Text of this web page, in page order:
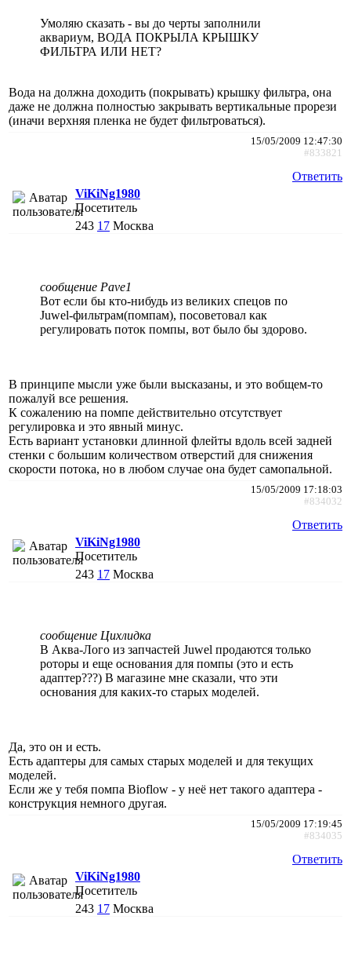
Умоляю сказать - вы до черты заполнили
аквариум, ВОДА ПОКРЫЛА КРЫШКУ
ФИЛЬТРА ИЛИ НЕТ?
Вода на должна доходить (покрывать) крышку фильтра, она
даже не должна полностью закрывать вертикальные прорези
(иначи верхняя пленка не будет фильтроваться).
15/05/2009 12:47:30
#833821
Ответить
ViKiNg1980
Посетитель
243 17 Москва
сообщение Pave1
Вот если бы кто-нибудь из великих спецов по
Juwel-фильтрам(помпам), посоветовал как
регулировать поток помпы, вот было бы здорово.
В принципе мысли уже были высказаны, и это вобщем-то
пожалуй все решения.
К сожалению на помпе действительно отсутствует
регулировка и это явный минус.
Есть вариант установки длинной флейты вдоль всей задней
стенки с большим количеством отверстий для снижения
скорости потока, но в любом случае она будет самопальной.
15/05/2009 17:18:03
#834032
Ответить
ViKiNg1980
Посетитель
243 17 Москва
сообщение Цихлидка
В Аква-Лого из запчастей Juwel продаются только
роторы и еще основания для помпы (это и есть
адаптер???) В магазине мне сказали, что эти
основания для каких-то старых моделей.
Да, это он и есть.
Есть адаптеры для самых старых моделей и для текущих
моделей.
Если же у тебя помпа Bioflow - у неё нет такого адаптера -
конструкция немного другая.
15/05/2009 17:19:45
#834035
Ответить
ViKiNg1980
Посетитель
243 17 Москва